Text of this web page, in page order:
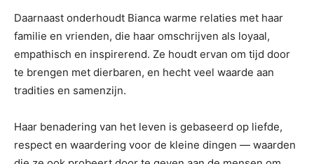
Daarnaast onderhoudt Bianca warme relaties met haar
familie en vrienden, die haar omschrijven als loyaal,
empathisch en inspirerend. Ze houdt ervan om tijd door
te brengen met dierbaren, en hecht veel waarde aan
tradities en samenzijn.
Haar benadering van het leven is gebaseerd op liefde,
respect en waardering voor de kleine dingen — waarden